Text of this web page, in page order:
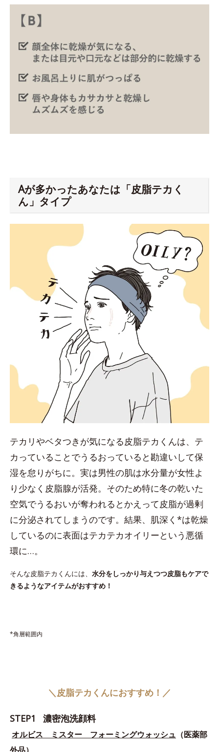
Aが多かったあなたは「皮脂テカく
ん」タイプ
テカリやベタつきが気になる皮脂テカくんは、テ
カっていることでうるおっていると勘違いして保
湿を怠りがちに。実は男性の肌は水分量が女性よ
り少なく皮脂腺が活発。そのため特に冬の乾いた
空気でうるおいが奪われるとかえって皮脂が過剰
に分泌されてしまうのです。結果、肌深く*は乾燥
しているのに表面はテカテカオイリーという悪循
環に…。
そんな皮脂テカくんには、 水分をしっかり与えつつ皮脂もケアで
きるようなアイテムがおすすめ！
*角層範囲内
＼皮脂テカくんにおすすめ！／
STEP1 濃密泡洗顔料
オルビス ミスター フォーミングウォッシュ （医薬部